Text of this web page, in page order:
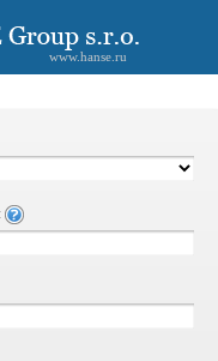
www.hanse.ru